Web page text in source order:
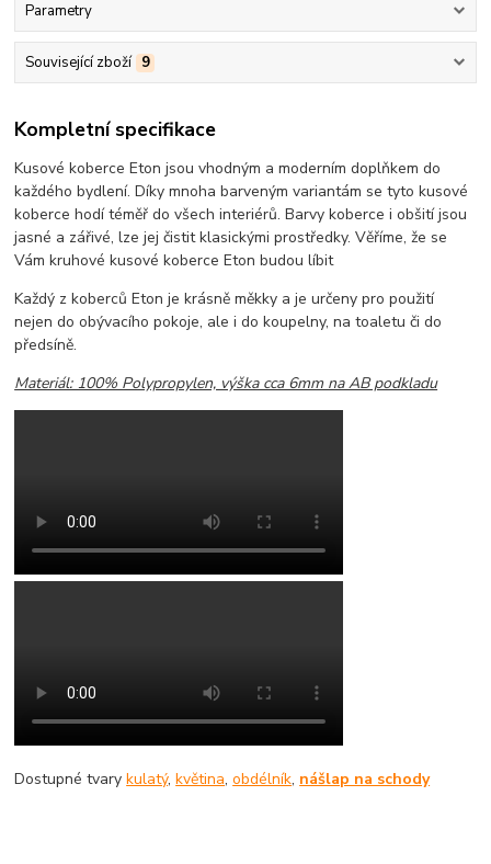
Parametry
Související zboží 9
Kompletní specifikace
Kusové koberce Eton jsou vhodným a moderním doplňkem do
každého bydlení. Díky mnoha barveným variantám se tyto kusové
koberce hodí téměř do všech interiérů. Barvy koberce i obšití jsou
jasné a zářivé, lze jej čistit klasickými prostředky. Věříme, že se
Vám kruhové kusové koberce Eton budou líbit
Každý z koberců Eton je krásně měkky a je určeny pro použití
nejen do obývacího pokoje, ale i do koupelny, na toaletu či do
předsíně.
Materiál: 100% Polypropylen, výška cca 6mm na AB podkladu
Dostupné tvarykulatý,květina,obdélník, nášlap na schody